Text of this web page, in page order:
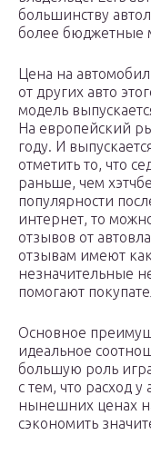
большинству
более бюджетные
Цена на
от других авто
модель
На европейский
году. И
отметить то, что
раньше, чем
популярности
интернет, то
отзывов от
отзывам имеют
незначительные
помогают
Основное
идеальное
большую роль
с тем, что расход
нынешних ценах
сэкономить